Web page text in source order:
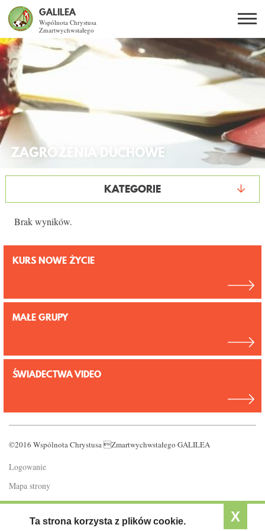
GALILEA
Wspólnota Chrystusa
Zmartwychwstałego
PL EN
Szukaj
CO DAJE ŻYCIE Z JEZUSEM?
SPOTKANIA OTWARTE
DLA KOGO?
AKTUALNOŚCI
KURSY SNE
ZAGROŻENIA DUCHOWE
KATEGORIE
Brak wyników.
KURS NOWE ŻYCIE
MAŁE GRUPY
ŚWIADECTWA VIDEO
©2016 Wspólnota Chrystusa Zmartwychwstałego GALILEA
Logowanie
Mapa strony
Polityka prywatności
Ta strona korzysta z plików cookie. X